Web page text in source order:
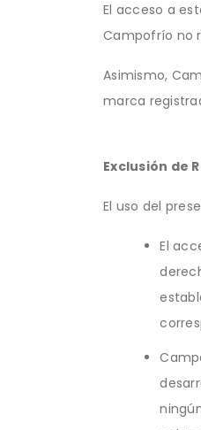
El acceso a
Campofrío no
Asimismo,
marca
Exclusión de
El uso del
El